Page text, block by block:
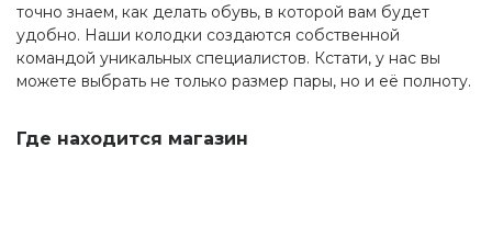
точно знаем, как делать обувь, в которой вам будет
удобно. Наши колодки создаются собственной
командой уникальных специалистов. Кстати, у нас вы
можете выбрать не только размер пары, но и её полноту.
Где находится магазин